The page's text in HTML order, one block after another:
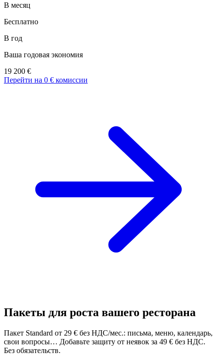
В месяц
Бесплатно
В год
Ваша годовая экономия
19 200 €
Перейти на 0 € комиссии
Пакеты для роста вашего ресторана
Пакет Standard от 29 € без НДС/мес.: письма, меню, календарь,
свои вопросы… Добавьте защиту от неявок за 49 € без НДС.
Без обязательств.